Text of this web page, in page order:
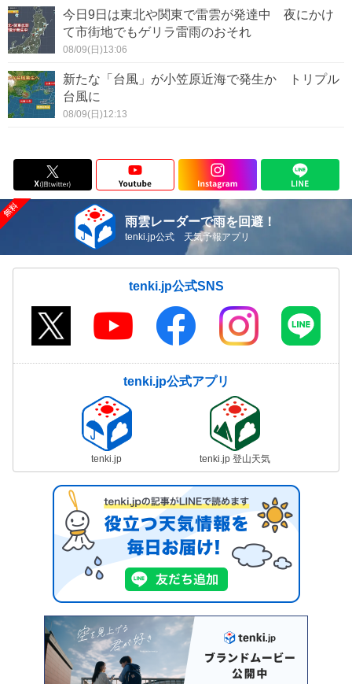
今日9日は東北や関東で雷雲が発達中 夜にかけ
て市街地でもゲリラ雷雨のおそれ
08/09(日)13:06
新たな「台風」が小笠原近海で発生か トリプル
台風に
08/09(日)12:13
雨雲レーダーで雨を回避！
tenki.jp公式 天気予報アプリ
tenki.jp公式SNS
tenki.jp公式アプリ
tenki.jp tenki.jp 登山天気